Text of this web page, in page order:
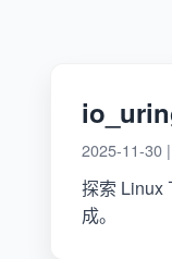
2025-11-30 |
探索 Linux
成。